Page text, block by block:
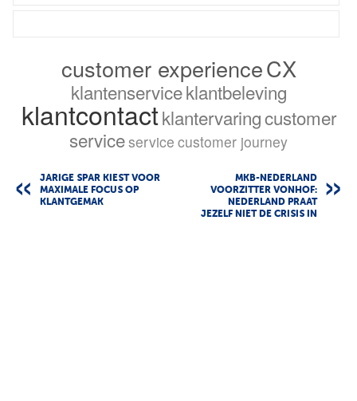
customer experienceCX
klantenserviceklantbeleving
klantcontactklantervaringcustomer
serviceservice customer journey
JARIGE SPAR KIEST VOOR
MAXIMALE FOCUS OP
KLANTGEMAK
MKB-NEDERLAND
VOORZITTER VONHOF:
NEDERLAND PRAAT
JEZELF NIET DE CRISIS IN